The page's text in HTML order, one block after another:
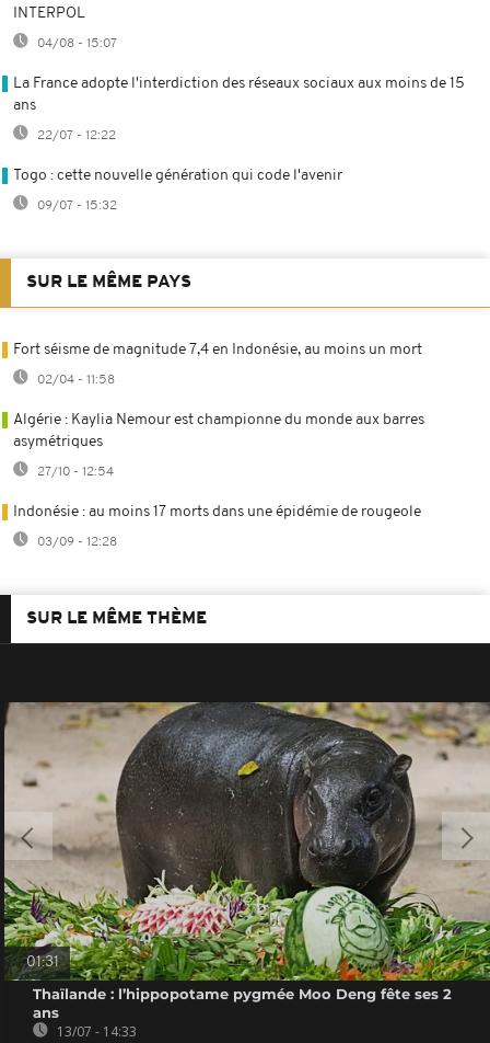
INTERPOL
04/08 - 15:07
La France adopte l'interdiction des réseaux sociaux aux moins de 15
ans
22/07 - 12:22
Togo : cette nouvelle génération qui code l'avenir
09/07 - 15:32
SUR LE MÊME PAYS
Fort séisme de magnitude 7,4 en Indonésie, au moins un mort
02/04 - 11:58
Algérie : Kaylia Nemour est championne du monde aux barres
asymétriques
27/10 - 12:54
Indonésie : au moins 17 morts dans une épidémie de rougeole
03/09 - 12:28
SUR LE MÊME THÈME
01:31
Thaïlande : l’hippopotame pygmée Moo Deng fête ses 2
ans
13/07 - 14:33